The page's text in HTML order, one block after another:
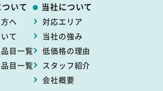
いて
へ
て
目一覧
目一覧
当社について
対応エリア
当社の強み
低価格の理由
スタッフ紹介
会社概要